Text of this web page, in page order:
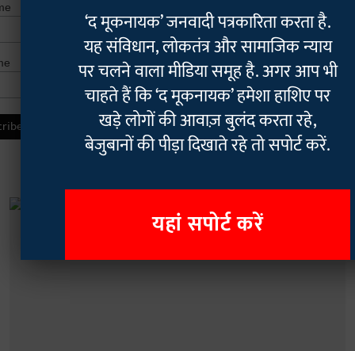
‘द मूकनायक’ जनवादी पत्रकारिता करता है.
यह संविधान, लोकतंत्र और सामाजिक न्याय
पर चलने वाला मीडिया समूह है. अगर आप भी
चाहते हैं कि ‘द मूकनायक’ हमेशा हाशिए पर
खड़े लोगों की आवाज़ बुलंद करता रहे,
बेजुबानों की पीड़ा दिखाते रहे तो सपोर्ट करें.
यहां सपोर्ट करें